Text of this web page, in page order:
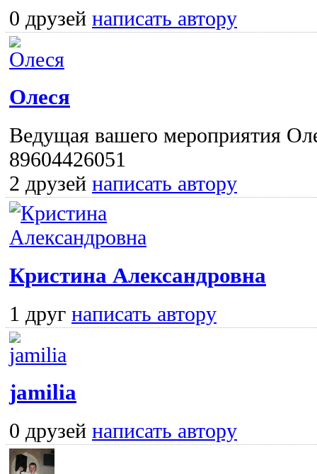
0 друзей написать автору
Олеся
Ведущая вашего мероприятия
89604426051
2 друзей написать автору
Кристина Александровна
1 друг написать автору
jamilia
0 друзей написать автору